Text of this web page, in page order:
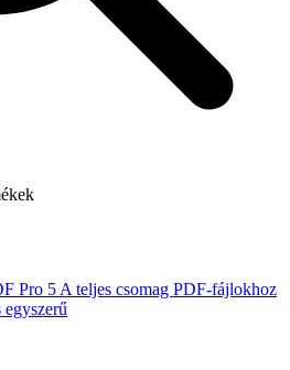
Pro 5 A teljes csomag PDF-fájlokhoz